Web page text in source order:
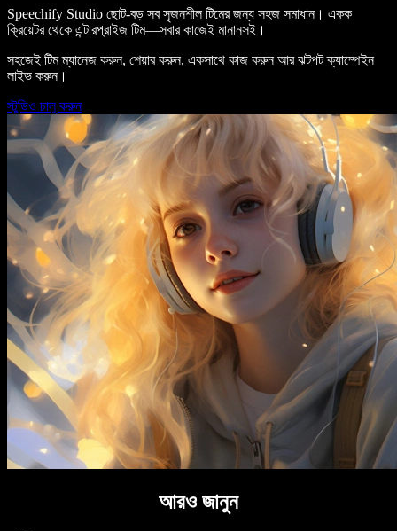
Speechify Studio ছোট-বড় সব সৃজনশীল টিমের জন্য সহজ সমাধান। একক
ক্রিয়েটর থেকে এন্টারপ্রাইজ টিম—সবার কাজেই মানানসই।
সহজেই টিম ম্যানেজ করুন, শেয়ার করুন, একসাথে কাজ করুন আর ঝটপট ক্যাম্পেইন
লাইভ করুন।
স্টুডিও চালু করুন
আরও জানুন